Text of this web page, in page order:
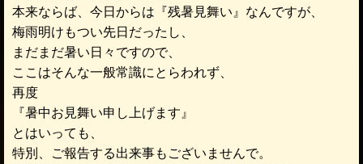
本来ならば、今日からは『残暑見舞い』なんですが、
梅雨明けもつい先日だったし、
まだまだ暑い日々ですので、
ここはそんな一般常識にとらわれず、
再度
『暑中お見舞い申し上げます』
とはいっても、
特別、ご報告する出来事もございませんで。